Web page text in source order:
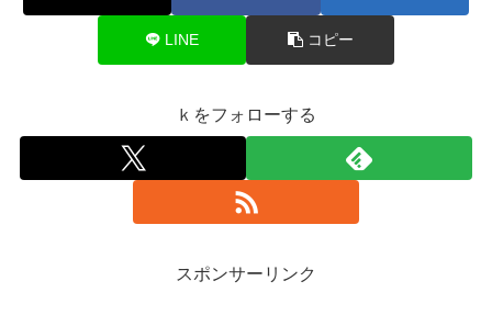
LINE コピー
ｋをフォローする
スポンサーリンク